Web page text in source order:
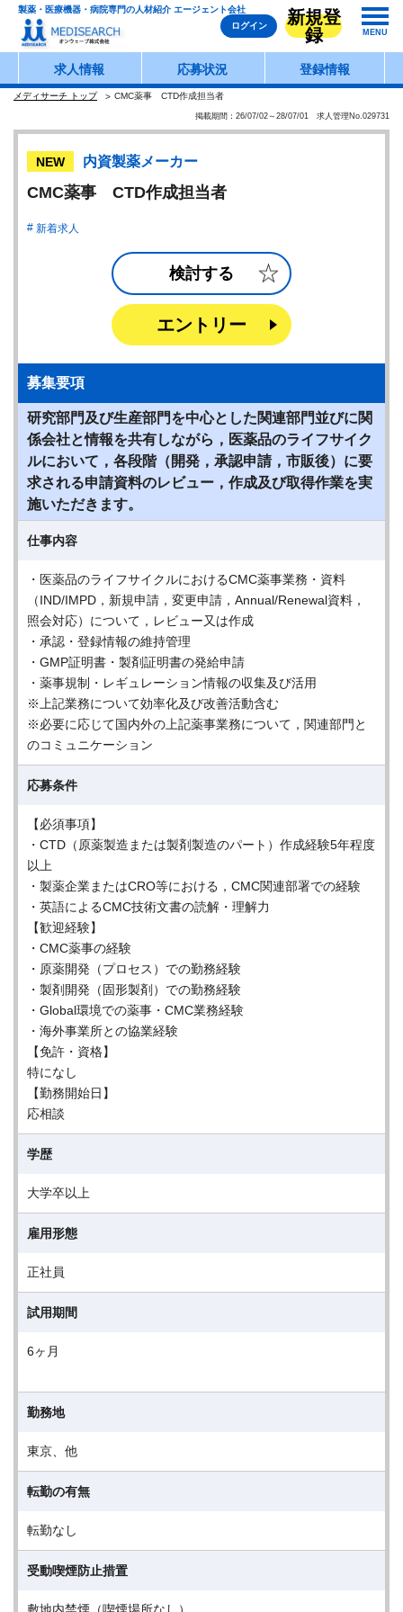
製薬・医療機器・病院専門の人材紹介 エージェント会社
ログイン
新規登
録
MENU
求人情報 応募状況 登録情報
メディサーチ トップ CMC薬事 CTD作成担当者
掲載期間：26/07/02～28/07/01 求人管理No.029731
NEW 内資製薬メーカー
CMC薬事 CTD作成担当者
新着求人
検討する
エントリー
募集要項
研究部門及び生産部門を中心とした関連部門並びに関
係会社と情報を共有しながら，医薬品のライフサイク
ルにおいて，各段階（開発，承認申請，市販後）に要
求される申請資料のレビュー，作成及び取得作業を実
施いただきます。
仕事内容
・医薬品のライフサイクルにおけるCMC薬事業務・資料
（IND/IMPD，新規申請，変更申請，Annual/Renewal資料，
照会対応）について，レビュー又は作成
・承認・登録情報の維持管理
・GMP証明書・製剤証明書の発給申請
・薬事規制・レギュレーション情報の収集及び活用
※上記業務について効率化及び改善活動含む
※必要に応じて国内外の上記薬事業務について，関連部門と
のコミュニケーション
応募条件
【必須事項】
・CTD（原薬製造または製剤製造のパート）作成経験5年程度
以上
・製薬企業またはCRO等における，CMC関連部署での経験
・英語によるCMC技術文書の読解・理解力
【歓迎経験】
・CMC薬事の経験
・原薬開発（プロセス）での勤務経験
・製剤開発（固形製剤）での勤務経験
・Global環境での薬事・CMC業務経験
・海外事業所との協業経験
【免許・資格】
特になし
【勤務開始日】
応相談
学歴
大学卒以上
雇用形態
正社員
試用期間
6ヶ月
勤務地
東京、他
転勤の有無
転勤なし
受動喫煙防止措置